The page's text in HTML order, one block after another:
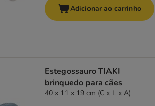
Adicionar ao carrinho
Estegossauro TIAKI
brinquedo para cães
40 x 11 x 19 cm (C x L x A)